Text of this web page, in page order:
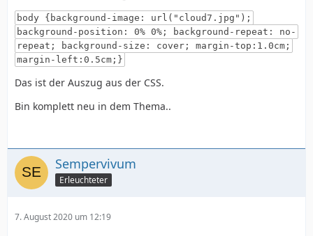
body {background-image: url("cloud7.jpg");
background-position: 0% 0%; background-repeat: no-
repeat; background-size: cover; margin-top:1.0cm;
margin-left:0.5cm;}
Das ist der Auszug aus der CSS.
Bin komplett neu in dem Thema..
Sempervivum
Erleuchteter
7. August 2020 um 12:19